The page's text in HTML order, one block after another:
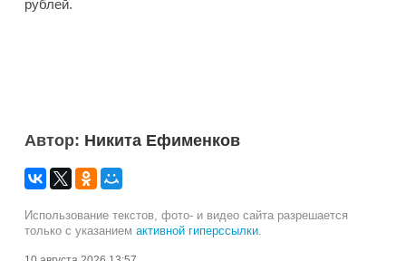
рублей.
Автор: Никита Ефименков
Использование текстов, фото- и видео сайта разрешается
только с указанием активной гиперссылки